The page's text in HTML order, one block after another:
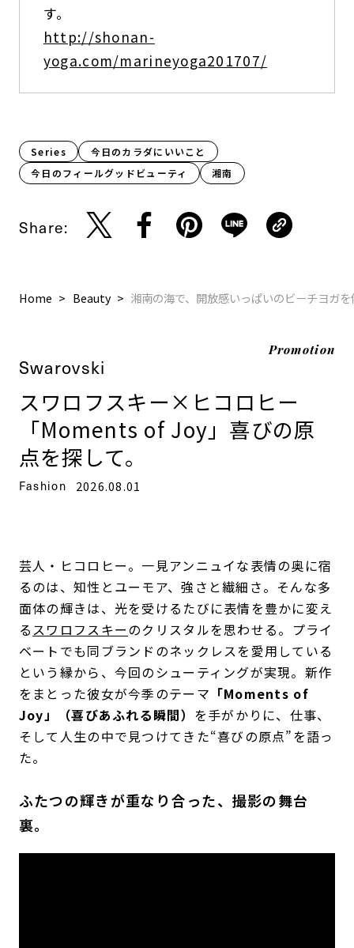
す。
http://shonan-
yoga.com/marineyoga201707/
Series
今日のカラダにいいこと
今日のフィールグッドビューティ
湘南
Share:
Home Beauty 湘南の海で、開放感いっぱいのビーチヨガ
Promotion
Swarovski
スワロフスキー×ヒコロヒー
「Moments of Joy」喜びの原
点を探して。
Fashion 2026.08.01
芸人・ヒコロヒー。一見アンニュイな表情の奥に宿
るのは、知性とユーモア、強さと繊細さ。そんな多
面体の輝きは、光を受けるたびに表情を豊かに変え
るスワロフスキーのクリスタルを思わせる。プライ
ベートでも同ブランドのネックレスを愛用している
という縁から、今回のシューティングが実現。新作
をまとった彼女が今季のテーマ 「Moments of
Joy」（喜びあふれる瞬間） を手がかりに、仕事、
そして人生の中で見つけてきた“喜びの原点”を語っ
た。
ふたつの輝きが重なり合った、撮影の舞台
裏。